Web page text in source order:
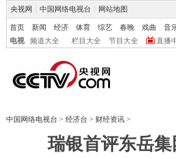
央视网 中国网络电视台 网站地图
首页 新闻 经济 体育 综艺 春晚 戏曲 音
电视
频道大全 栏目大全 节目大全 直播
中国网络电视台 > 经济台 > 财经资讯 >
瑞银首评东岳